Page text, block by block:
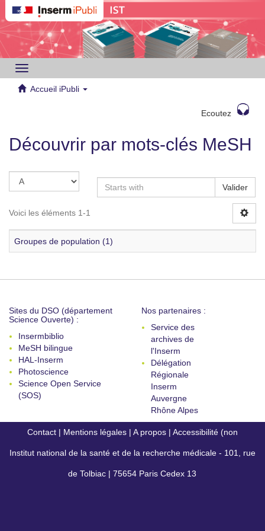
Toggle
navigation
Accueil iPubli
Ecoutez
Découvrir par mots-clés MeSH
Valider
Voici les éléments 1-1
Groupes de population (1)
Sites du DSO (département
Science Ouverte) :
Insermbiblio
MeSH bilingue
HAL-Inserm
Photoscience
Science Open Service
(SOS)
Nos partenaires :
Service des
archives de
l'Inserm
Délégation
Régionale
Inserm
Auvergne
Rhône Alpes
Contact | Mentions légales | A propos | Accessibilité (non
conforme)
Institut national de la santé et de la recherche médicale - 101, rue
de Tolbiac | 75654 Paris Cedex 13